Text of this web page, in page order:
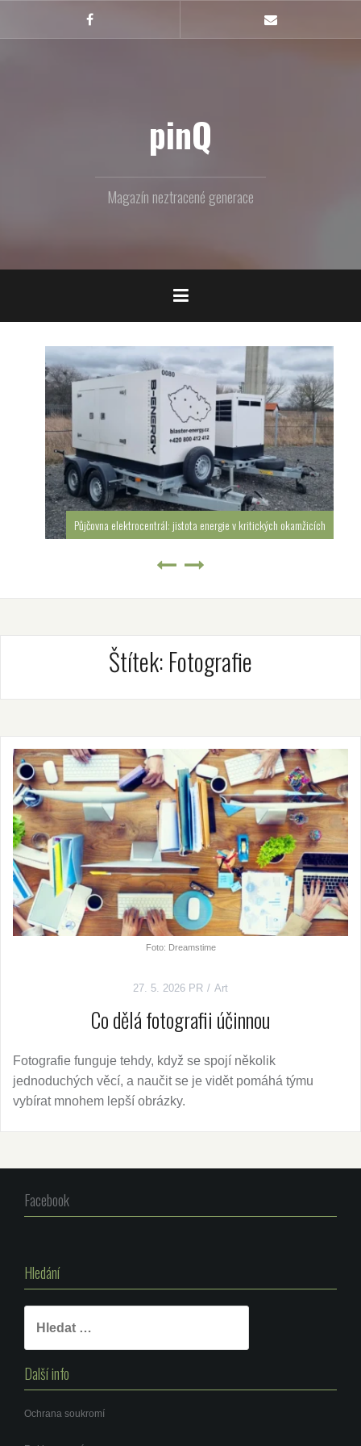
pinQ
Magazín neztracené generace
Půjčovna elektrocentrál: jistota energie v kritických okamžicích
Štítek: Fotografie
Foto: Dreamstime
27. 5. 2026 PR Art
Co dělá fotografii účinnou
Fotografie funguje tehdy, když se spojí několik
jednoduchých věcí, a naučit se je vidět pomáhá týmu
vybírat mnohem lepší obrázky.
Facebook
Hledání
Další info
Ochrana soukromí